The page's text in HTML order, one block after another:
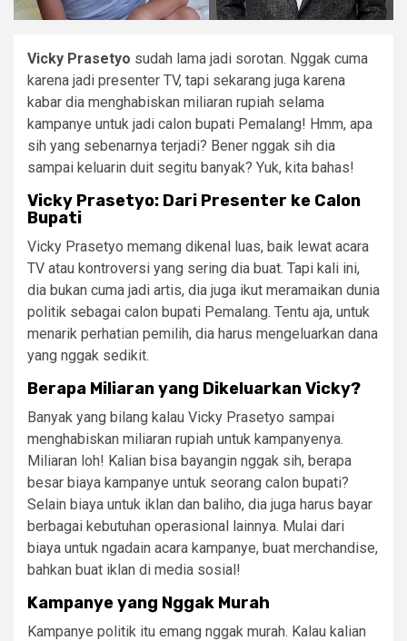
Vicky Prasetyo sudah lama jadi sorotan. Nggak cuma
karena jadi presenter TV, tapi sekarang juga karena
kabar dia menghabiskan miliaran rupiah selama
kampanye untuk jadi calon bupati Pemalang! Hmm, apa
sih yang sebenarnya terjadi? Bener nggak sih dia
sampai keluarin duit segitu banyak? Yuk, kita bahas!
Vicky Prasetyo: Dari Presenter ke Calon
Bupati
Vicky Prasetyo memang dikenal luas, baik lewat acara
TV atau kontroversi yang sering dia buat. Tapi kali ini,
dia bukan cuma jadi artis, dia juga ikut meramaikan dunia
politik sebagai calon bupati Pemalang. Tentu aja, untuk
menarik perhatian pemilih, dia harus mengeluarkan dana
yang nggak sedikit.
Berapa Miliaran yang Dikeluarkan Vicky?
Banyak yang bilang kalau Vicky Prasetyo sampai
menghabiskan miliaran rupiah untuk kampanyenya.
Miliaran loh! Kalian bisa bayangin nggak sih, berapa
besar biaya kampanye untuk seorang calon bupati?
Selain biaya untuk iklan dan baliho, dia juga harus bayar
berbagai kebutuhan operasional lainnya. Mulai dari
biaya untuk ngadain acara kampanye, buat merchandise,
bahkan buat iklan di media sosial!
Kampanye yang Nggak Murah
Kampanye politik itu emang nggak murah. Kalau kalian